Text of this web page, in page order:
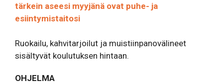
tärkein aseesi myyjänä ovat puhe- ja
esiintymistaitosi
Ruokailu, kahvitarjoilut ja muistiinpanovälineet
sisältyvät koulutuksen hintaan.
OHJELMA